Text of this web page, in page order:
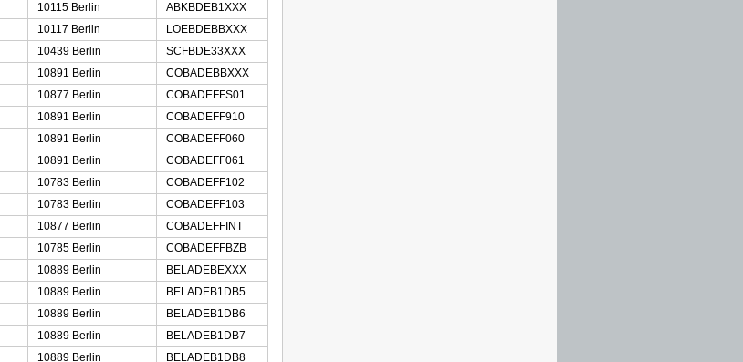
10115 Berlin
ABKBDEB1XXX
10117 Berlin
LOEBDEBBXXX
10439 Berlin
SCFBDE33XXX
10891 Berlin
COBADEBBXXX
10877 Berlin
COBADEFFS01
10891 Berlin
COBADEFF910
10891 Berlin
COBADEFF060
10891 Berlin
COBADEFF061
10783 Berlin
COBADEFF102
10783 Berlin
COBADEFF103
10877 Berlin
COBADEFFINT
10785 Berlin
COBADEFFBZB
10889 Berlin
BELADEBEXXX
10889 Berlin
BELADEB1DB5
10889 Berlin
BELADEB1DB6
10889 Berlin
BELADEB1DB7
10889 Berlin
BELADEB1DB8